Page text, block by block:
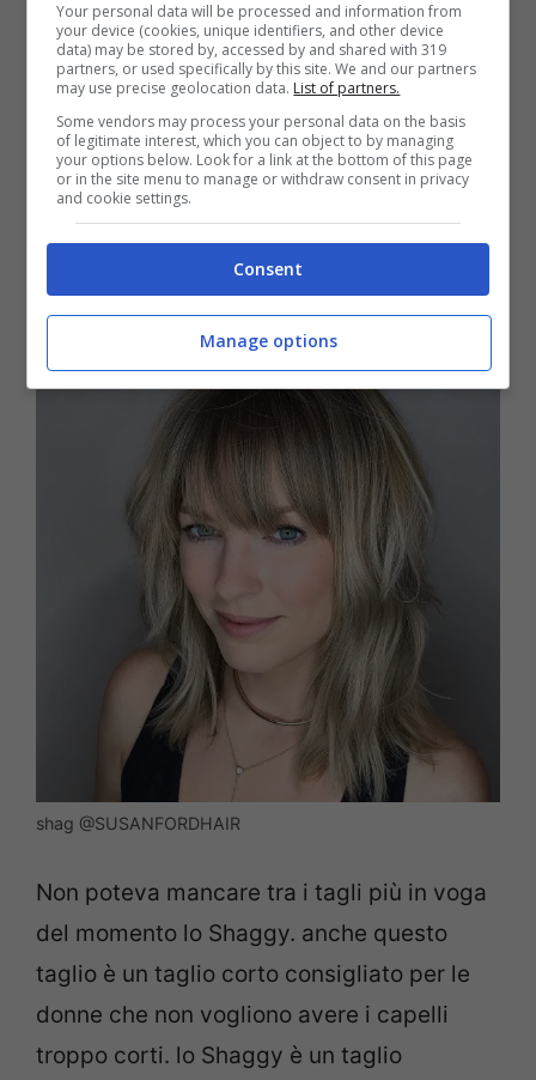
tramonta mai. Un taglio sicuro, non
eccessivamente corto, per le donne che
vorrebbero osare con un taglio corto ma
sono ancora un po’ incerte. Questo taglio è
molto romantico.
shag @SUSANFORDHAIR
Non poteva mancare tra i tagli più in voga
del momento lo Shaggy. anche questo
taglio è un taglio corto consigliato per le
donne che non vogliono avere i capelli
troppo corti. lo Shaggy è un taglio
Your personal data will be processed and information from
your device (cookies, unique identifiers, and other device
data) may be stored by, accessed by and shared with 319
partners, or used specifically by this site. We and our partners
may use precise geolocation data. List of partners.
Some vendors may process your personal data on the basis
of legitimate interest, which you can object to by managing
your options below. Look for a link at the bottom of this page
or in the site menu to manage or withdraw consent in privacy
and cookie settings.
Consent
Manage options